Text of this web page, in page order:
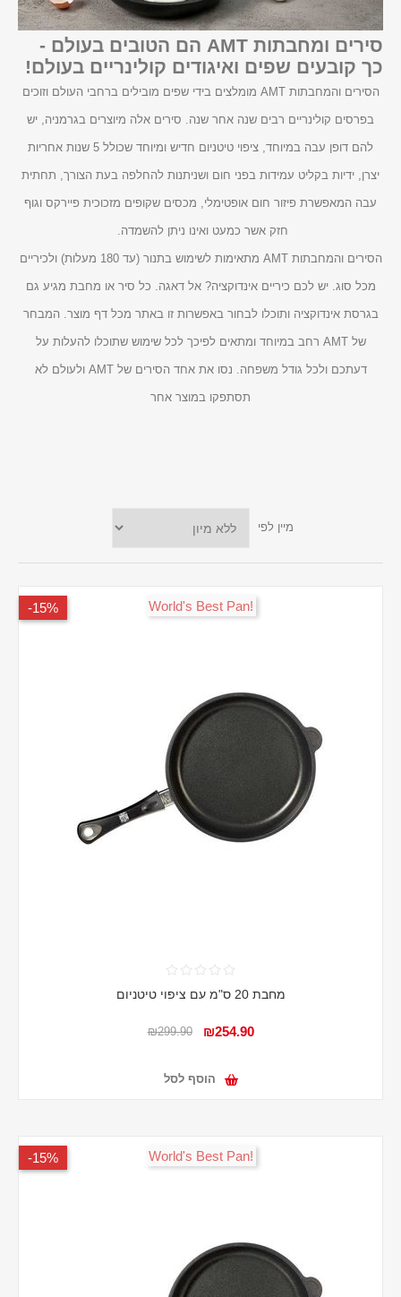
סירים ומחבתות AMT הם הטובים בעולם -
כך קובעים שפים ואיגודים קולינריים בעולם!
הסירים והמחבתות AMT מומלצים בידי שפים מובילים ברחבי העולם וזוכים
בפרסים קולינריים רבים שנה אחר שנה. סירים אלה מיוצרים בגרמניה, יש
להם דופן עבה במיוחד, ציפוי טיטניום חדיש ומיוחד שכולל 5 שנות אחריות
יצרן, ידיות בקליט עמידות בפני חום ושניתנות להחלפה בעת הצורך, תחתית
עבה המאפשרת פיזור חום אופטימלי, מכסים שקופים מזכוכית פיירקס וגוף
חזק אשר כמעט ואינו ניתן להשמדה.
הסירים והמחבתות AMT מתאימות לשימוש בתנור (עד 180 מעלות) ולכיריים
מכל סוג. יש לכם כיריים אינדוקציה? אל דאגה. כל סיר או מחבת מגיע גם
בגרסת אינדוקציה ותוכלו לבחור באפשרות זו באתר מכל דף מוצר. המבחר
של AMT רחב במיוחד ומתאים לפיכך לכל שימוש שתוכלו להעלות על
דעתכם ולכל גודל משפחה. נסו את אחד הסירים של AMT ולעולם לא
תסתפקו במוצר אחר
מיין לפי
15%- !World's Best Pan
מחבת 20 ס"מ עם ציפוי טיטניום
₪254.90
₪299.90
הוסף לסל
15%- !World's Best Pan